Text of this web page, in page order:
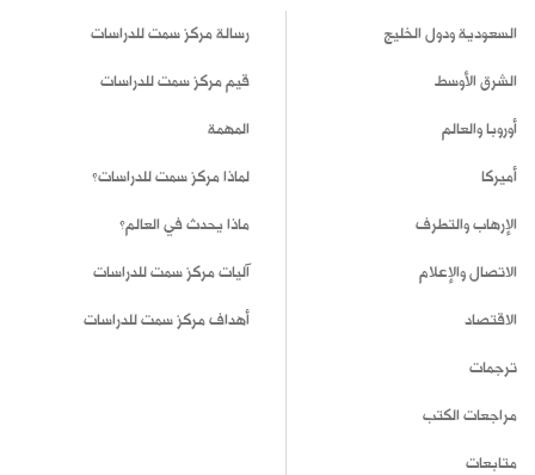
السعودية ودول الخليج
الشرق الأوسط
أوروبا والعالم
أميركا
الإرهاب والتطرف
الاتصال والإعلام
الاقتصاد
ترجمات
مراجعات الكتب
متابعات
رسالة مركز سمت للدراسات
قيم مركز سمت للدراسات
المهمة
لماذا مركز سمت للدراسات؟
ماذا يحدث في العالم؟
آليات مركز سمت للدراسات
أهداف مركز سمت للدراسات